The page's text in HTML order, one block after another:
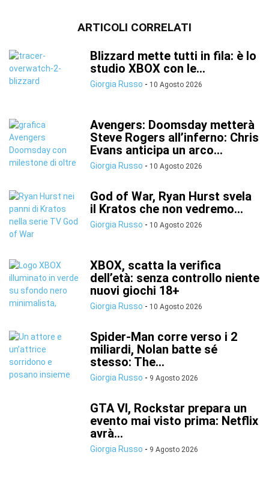
ARTICOLI CORRELATI
Blizzard mette tutti in fila: è lo
studio XBOX con le...
Giorgia Russo - 10 Agosto 2026
Avengers: Doomsday metterà
Steve Rogers all’inferno: Chris
Evans anticipa un arco...
Giorgia Russo - 10 Agosto 2026
God of War, Ryan Hurst svela
il Kratos che non vedremo...
Giorgia Russo - 10 Agosto 2026
XBOX, scatta la verifica
dell’età: senza controllo niente
nuovi giochi 18+
Giorgia Russo - 10 Agosto 2026
Spider-Man corre verso i 2
miliardi, Nolan batte sé
stesso: The...
Giorgia Russo - 9 Agosto 2026
GTA VI, Rockstar prepara un
evento mai visto prima: Netflix
avrà...
Giorgia Russo - 9 Agosto 2026